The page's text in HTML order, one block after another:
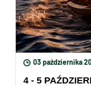
03 października
4 - 5